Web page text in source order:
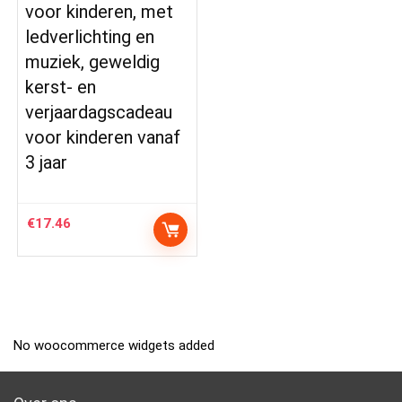
voor kinderen, met
ledverlichting en
muziek, geweldig
kerst- en
verjaardagscadeau
voor kinderen vanaf
3 jaar
€17.46
No woocommerce widgets added